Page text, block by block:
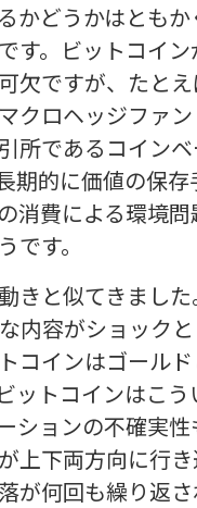
かどうかはとも
す。ビットコイ
ですが、たと
クロヘッジファ
所であるコイン
期的に価値の保
消費による環境
す。
きと似てきまし
内容がショック
インはゴールド
ットコインはこ
ションの不確実
上下両方向に行
何回も繰り返さ